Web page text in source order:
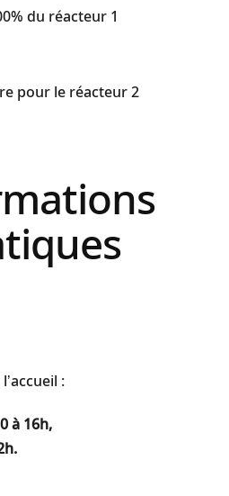
du réacteur 1
pour le réacteur 2
:
à 16h,